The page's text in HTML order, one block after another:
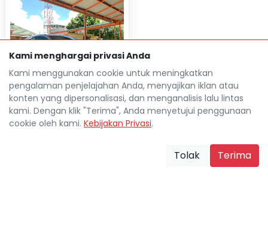
HONDA BRIO 1.2L E MANUAL
Kami menghargai privasi Anda
Kami menggunakan cookie untuk meningkatkan
pengalaman penjelajahan Anda, menyajikan iklan atau
konten yang dipersonalisasi, dan menganalisis lalu lintas
kami. Dengan klik "Terima", Anda menyetujui penggunaan
cookie oleh kami. Kebijakan Privasi.
Tolak Terima